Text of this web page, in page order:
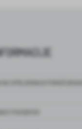
SPREJEMANJE POMOČI DRUGIH
PACIENTOV